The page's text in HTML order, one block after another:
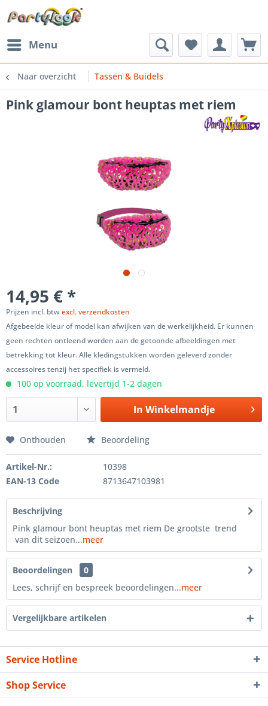
Menu
Naar overzicht Tassen & Buidels
Pink glamour bont heuptas met riem
14,95 € *
Prijzen incl. btwexcl. verzendkosten
Afgebeelde kleur of model kan afwijken van de werkelijkheid. Er kunnen
geen rechten ontleend worden aan de getoonde afbeeldingen met
betrekking tot kleur. Alle kledingstukken worden geleverd zonder
accessoires tenzij het specifiek is vermeld.
100 op voorraad, levertijd 1-2 dagen
In Winkelmandje
Onthouden Beoordeling
Artikel-Nr.:
10398
EAN-13 Code
8713647103981
Beschrijving
Pink glamour bont heuptas met riem De grootste trend
van dit seizoen...meer
Beoordelingen
0
Lees, schrijf en bespreek beoordelingen...meer
Vergelijkbare artikelen
Service Hotline
Shop Service